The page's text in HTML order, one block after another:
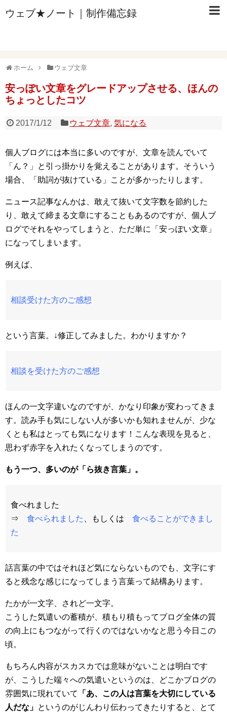
ウェブ★ノート｜制作備忘録
ホーム ウェブ文章
安っぽい文章をグレードアップさせる、ほんの
ちょっとしたコツ
2017/1/12 ウェブ文章,気になる
個人ブログには本当に多いのですが、文章を読んでいて
「ん？」と引っ掛かりを覚えることがあります。そういう
場合、「助詞が抜けている」ことが多かったりします。
ニュース記事なんかは、敢えて抜いて文字数を節約した
り、敢えて締まる文章にすることもあるのですが、個人ブ
ログでそれをやってしまうと、ただ単に「安っぽい文章」
になってしまいます。
例えば、
相談受けた方のご感想
という言葉。↓修正してみました。わかりますか？
相談を受けた方のご感想
ほんの一文字違いなのですが、かなり印象が変わってきま
す。読み手も気にしない人が多いかも知れませんが、少な
くとも私はとっても気になります！こんな表現を見ると、
思わず赤字を入れたくなってしまうのです。
もう一つ、多いのが「ら抜き言葉」。
食べれました
⇒ 食べられました 、もしくは 食べることができまし
た
話言葉の中ではそれほど気にならないものでも、文字にす
ると残念な感じになってしまう言葉って結構あります。
たかが一文字、されど一文字。
こうした気遣いの蓄積が、積もり積もってブログ全体の質
の向上にもつながって行くのではないかなと思う今日この
頃。
もちろん内容がスカスカでは意味がないことは明白です
が、こうした端々への気遣いというのは、どこかブログの
雰囲気に現れていて
「あ、この人は言葉を大切にしている
人だな」 というのがじんわり伝わってきたりすると、とて